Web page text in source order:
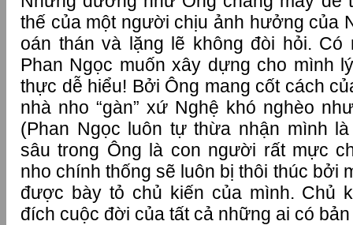
thế của một người chịu ảnh hưởng của
oán thán và lặng lẽ không đòi hỏi.
Phan Ngọc muốn xây dựng cho mình
thực dễ hiểu! Bởi Ông mang cốt cách
nhà nho “gàn” xứ Nghệ khó nghèo
(Phan Ngọc luôn tự thừa nhận mình là
sâu trong Ông là con người rất mực
nho chính thống sẽ luôn bị thôi thúc bởi
được bày tỏ chủ kiến của mình. Chủ
đích cuộc đời của tất cả những ai có